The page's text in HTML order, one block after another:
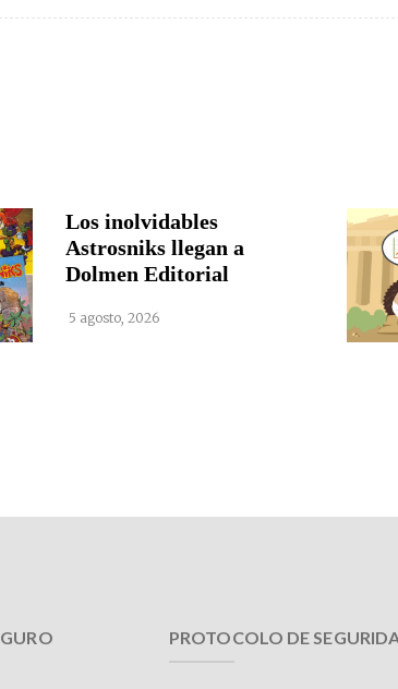
Los inolvidables
Astrosniks llegan a
Dolmen Editorial
5 agosto, 2026
PROTOCOLO DE